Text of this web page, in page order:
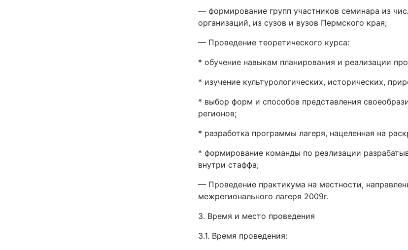
— формирование групп участников семинара из
организаций, из сузов и вузов Пермского края;
— Проведение теоретического курса:
* обучение навыкам планирования и реализации
* изучение культурологических, исторических,
* выбор форм и способов представления
регионов;
* разработка программы лагеря, нацеленная на
* формирование команды по реализации
внутри стаффа;
— Проведение практикума на местности,
межрегионального лагеря 2009г.
3. Время и место проведения
3.1. Время проведения: